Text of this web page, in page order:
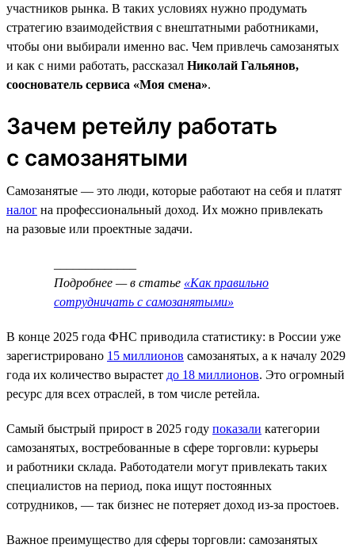
участников рынка. В таких условиях нужно продумать
стратегию взаимодействия с внештатными работниками,
чтобы они выбирали именно вас. Чем привлечь самозанятых
и как с ними работать, рассказал Николай Гальянов,
сооснователь сервиса «Моя смена».
Зачем ретейлу работать
с самозанятыми
Самозанятые — это люди, которые работают на себя и платят
налог на профессиональный доход. Их можно привлекать
на разовые или проектные задачи.
Подробнее — в статье «Как правильно
сотрудничать с самозанятыми»
В конце 2025 года ФНС приводила статистику: в России уже
зарегистрировано 15 миллионов самозанятых, а к началу 2029
года их количество вырастет до 18 миллионов. Это огромный
ресурс для всех отраслей, в том числе ретейла.
Самый быстрый прирост в 2025 году показали категории
самозанятых, востребованные в сфере торговли: курьеры
и работники склада. Работодатели могут привлекать таких
специалистов на период, пока ищут постоянных
сотрудников, — так бизнес не потеряет доход из-за простоев.
Важное преимущество для сферы торговли: самозанятых